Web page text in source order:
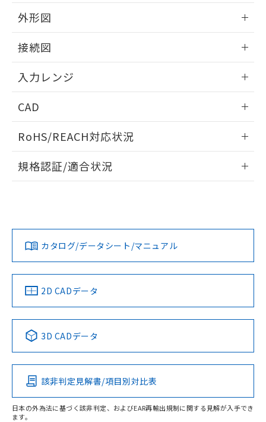
外形図
接続図
入力レンジ
CAD
ドすることができます。
ログイン/会員登録
ダウンロードデータをご利用いただく前に、以下を必ずお読
みください。
ソフトウェアの使用条件
RoHS/REACH対応状況
EU RoHS 注意事項・凡例
対応済み
中国 RoHS 注意事項・凡例
Pb Hg Cd Cr(VI)
O
規格認証/適合状況
LR型式承認
（イギリス
船舶規格）
DNV型式承認
（ノルウェー
BV型式承認
（フランス
KR型式
（韓国
Yes No No No
この製品の規格認証/適合状況ページへ
その他の認証はこちらのページからご検索ください
カタログ/データシート/マニュアル
2D CADデータ
3D CADデータ
該非判定見解書/項目別対比表
日本の外為法に基づく該非判定、およびEAR再輸出規制に関する見解が入手でき
ます。